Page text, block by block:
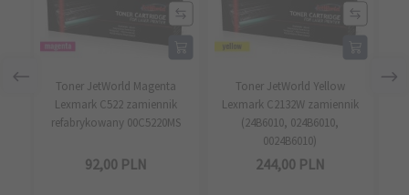
Toner JetWorld Magenta
Lexmark C522 zamiennik
refabrykowany 00C5220MS
92,00 PLN
Toner JetWorld Yellow
Lexmark C2132W zamiennik
(24B6010, 024B6010,
0024B6010)
244,00 PLN